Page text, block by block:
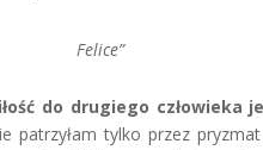
Felice”
do drugiego człowieka
patrzyłam tylko przez